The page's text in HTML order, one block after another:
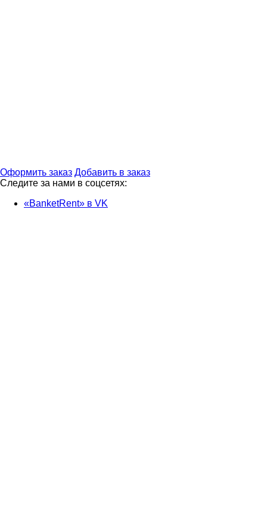
Оформить заказ Добавить в заказ
Следите за нами в соцсетях:
«BanketRent» в VK